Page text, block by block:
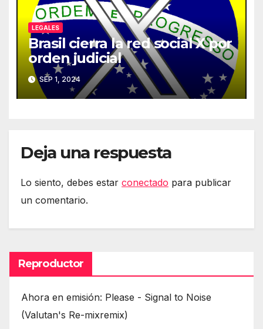
LEGALES
Brasil cierra la red social X por
orden judicial
SEP 1, 2024
Deja una respuesta
Lo siento, debes estar conectado para publicar
un comentario.
Reproductor
Ahora en emisión: Please - Signal to Noise
(Valutan's Re-mixremix)